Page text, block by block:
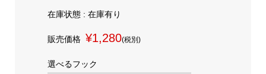
在庫状態 : 在庫有り
販売価格 ¥1,280(税別)
選べるフック